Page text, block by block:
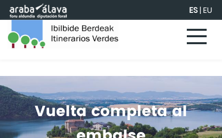
Saltar al contenido principal ES|EU
Vuelta completa al